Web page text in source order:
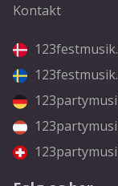
Kontakt